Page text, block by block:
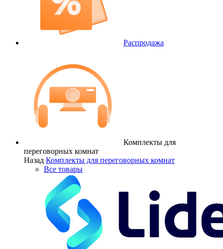
Распродажа
Комплекты для
переговорных комнат
Назад Комплекты для переговорных комнат
Все товары